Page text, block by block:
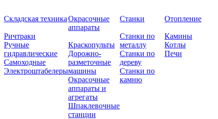
Складская техника
Ричтраки
Ручные
гидравлические
Самоходные
Электроштабелеры
Окрасочные
аппараты
Краскопульты
Дорожно-
разметочные
машины
Окрасочные
аппараты и
агрегаты
Шпаклевочные
станции
Станки
Станки по
металлу
Станки по
дереву
Станки по
камню
Отопление
Камины
Котлы
Печи